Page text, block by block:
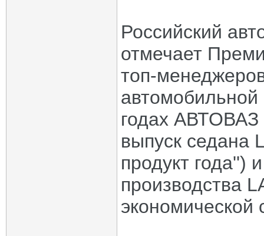
Российский
отмечает
топ-
годах АВТОВАЗ
выпуск седана
продукт года'')
производства
экономической